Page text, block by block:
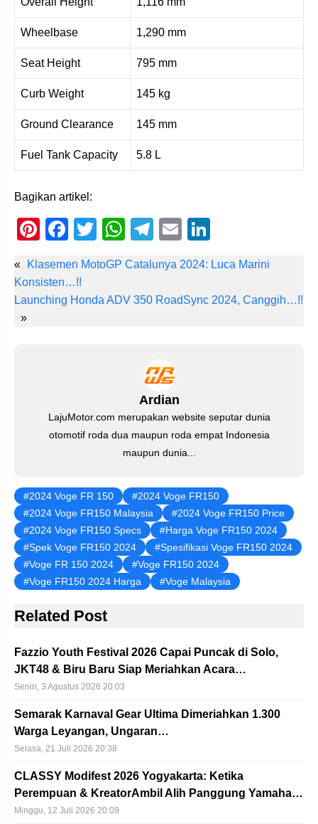
Wheelbase 1,290 mm
Seat Height 795 mm
Curb Weight 145 kg
Ground Clearance 145 mm
Fuel Tank Capacity 5.8 L
Bagikan artikel:
Pi
er
e
F
c
e
T
tt
er
W
at
s
T
e
gr
E
ail k
e
«
Klasemen MotoGP Catalunya 2024: Luca Marini
Konsisten…!!
Launching Honda ADV 350 RoadSync 2024, Canggih…!!
»
Ardian
LajuMotor.com merupakan website seputar dunia
otomotif roda dua maupun roda empat Indonesia
maupun dunia...
2024 Voge FR 150
2024 Voge FR150
2024 Voge FR150 Malaysia
2024 Voge FR150 Price
2024 Voge FR150 Specs
Harga Voge FR150 2024
Spek Voge FR150 2024
Spesifikasi Voge FR150 2024
Voge FR 150 2024
Voge FR150 2024
Voge FR150 2024 Harga
Voge Malaysia
Related Post
Fazzio Youth Festival 2026 Capai Puncak di Solo,
JKT48 & Biru Baru Siap Meriahkan Acara…
Senin, 3 Agustus 2026 20:03
Semarak Karnaval Gear Ultima Dimeriahkan 1.300
Warga Leyangan, Ungaran…
Selasa, 21 Juli 2026 20:38
CLASSY Modifest 2026 Yogyakarta: Ketika
Perempuan & KreatorAmbil Alih Panggung Yamaha…
Minggu, 12 Juli 2026 20:09